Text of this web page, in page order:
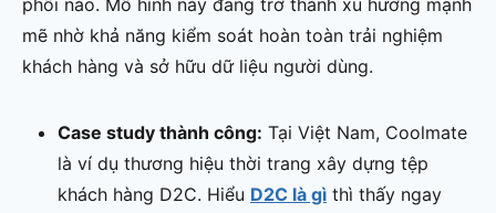
phối nào. Mô hình này đang trở thành xu hướng mạnh
mẽ nhờ khả năng kiểm soát hoàn toàn trải nghiệm
khách hàng và sở hữu dữ liệu người dùng.
Case study thành công: Tại Việt Nam, Coolmate
là ví dụ thương hiệu thời trang xây dựng tệp
khách hàng D2C. Hiểu D2C là gì thì thấy ngay